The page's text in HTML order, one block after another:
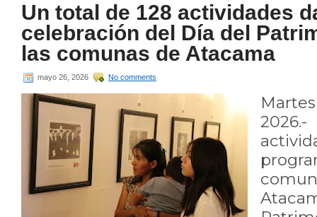
Un total de 128 actividades
celebración del Día del
las comunas de Atacama
mayo 26, 2026 No comments